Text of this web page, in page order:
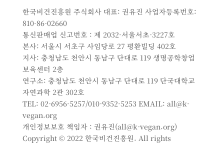
한국비건진흥원 주식회사 대표: 권유진 사업자등록번호:
810-86-02660
통신판매업 신고번호 : 제 2032-서울서초-3227호
본사: 서울시 서초구 사임당로 27 평환빌딩 402호
지사: 충청남도 천안시 동남구 단대로 119 생명공학창업
보육센터 2층
연구소: 충청남도 천안시 동남구 단대로 119 단국대학교
자연과학 2관 302호
TEL: 02-6956-5257/010-9352-5253 EMAIL: all@k-
vegan.org
개인정보보호 책임자 : 권유진(all@k-vegan.org)
Copyright © 2022 한국비건진흥원. All rights